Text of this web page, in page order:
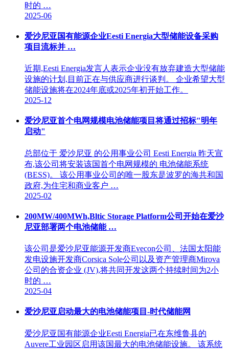
时的 …
2025-06
爱沙尼亚国有能源企业Eesti Energia大型储能设备采购
项目流标并 …
近期,Eesti Energia发言人表示企业没有放弃建造大型储能
设施的计划,目前正在与供应商进行谈判。 企业希望大型
储能设施将在2024年底或2025年初开始工作。
2025-12
爱沙尼亚首个电网规模电池储能项目将通过招标"明年
启动"
总部位于 爱沙尼亚 的公用事业公司 Eesti Energia 昨天宣
布,该公司将安装该国首个电网规模的 电池储能系统
(BESS)。 该公用事业公司的唯一股东是波罗的海共和国
政府,为住宅和商业客户 …
2025-02
200MW/400MWh,Bltic Storage Platform公司开始在爱沙
尼亚部署两个电池储能 …
该公司是爱沙尼亚能源开发商Evecon公司、法国太阳能
发电设施开发商Corsica Sole公司以及资产管理商Mirova
公司的合资企业 (JV),将共同开发这两个持续时间为2小
时的 …
2025-04
爱沙尼亚启动最大的电池储能项目-时代储能网
爱沙尼亚国有能源企业Eesti Energia已在东维鲁县的
Auvere工业园区启用该国最大的电池储能设施。 该系统